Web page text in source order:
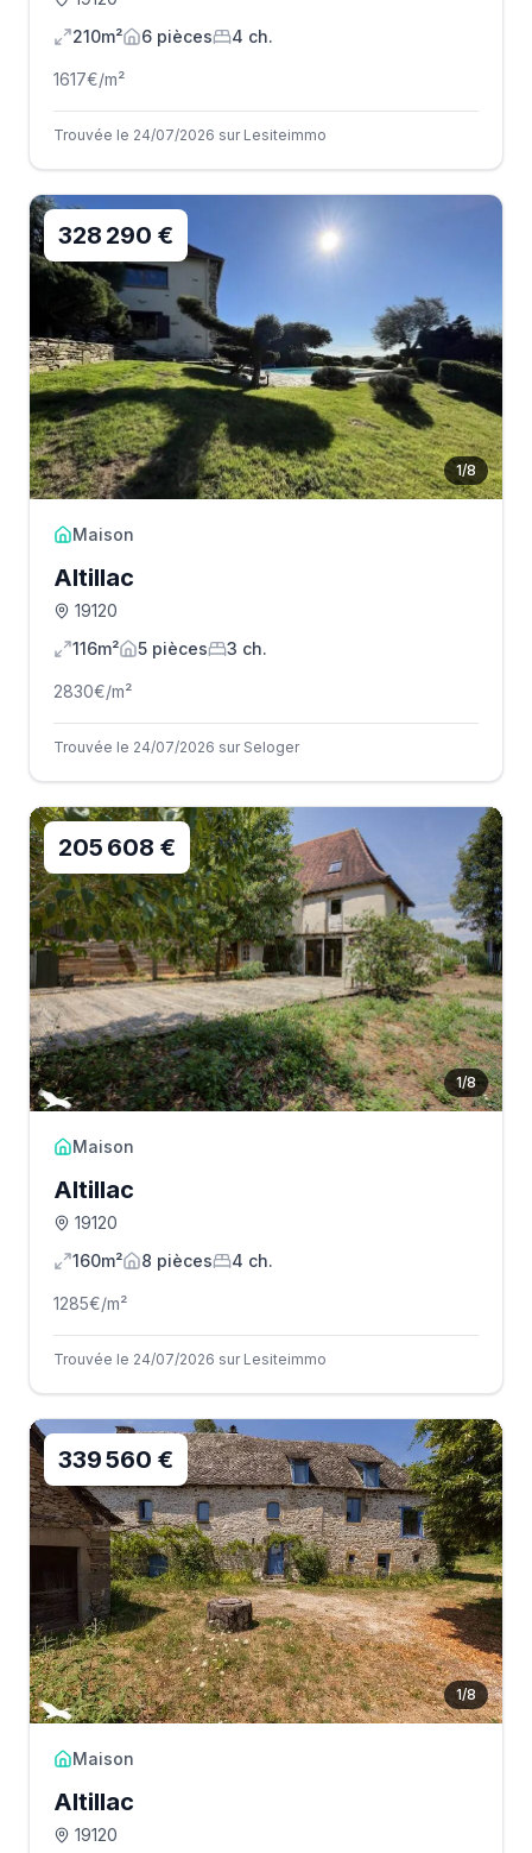
210m²
6 pièces 4 ch.
1617€/m²
Trouvée le 24/07/2026 sur Lesiteimmo
1/8
328 290 €
Maison
Altillac
19120
116m²
5 pièces 3 ch.
2830€/m²
Trouvée le 24/07/2026 sur Seloger
1/8
205 608 €
Maison
Altillac
19120
160m²
8 pièces 4 ch.
1285€/m²
Trouvée le 24/07/2026 sur Lesiteimmo
1/8
339 560 €
Maison
Altillac
19120